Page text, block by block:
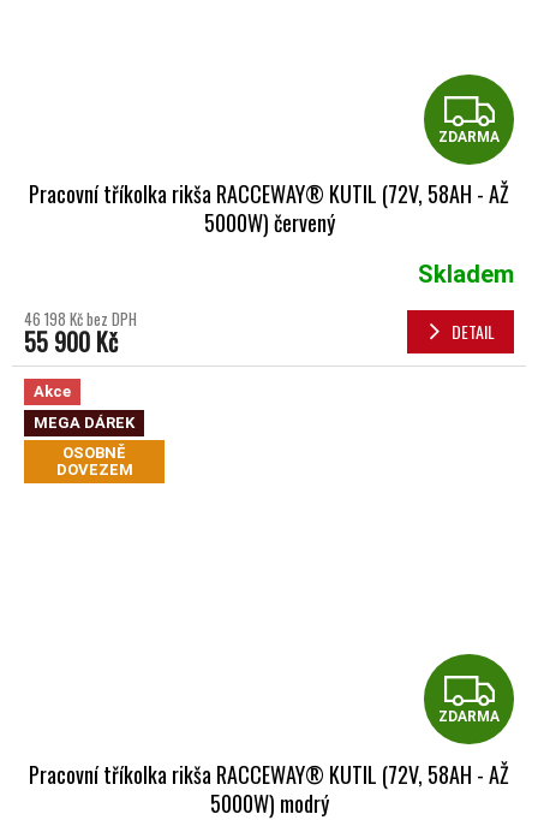
ZDARMA
Pracovní tříkolka rikša RACCEWAY® KUTIL (72V, 58AH - AŽ
5000W) červený
Skladem
46 198 Kč bez DPH
55 900 Kč DETAIL
Akce
MEGA DÁREK
OSOBNĚ
DOVEZEM
ZDARMA
Pracovní tříkolka rikša RACCEWAY® KUTIL (72V, 58AH - AŽ
5000W) modrý